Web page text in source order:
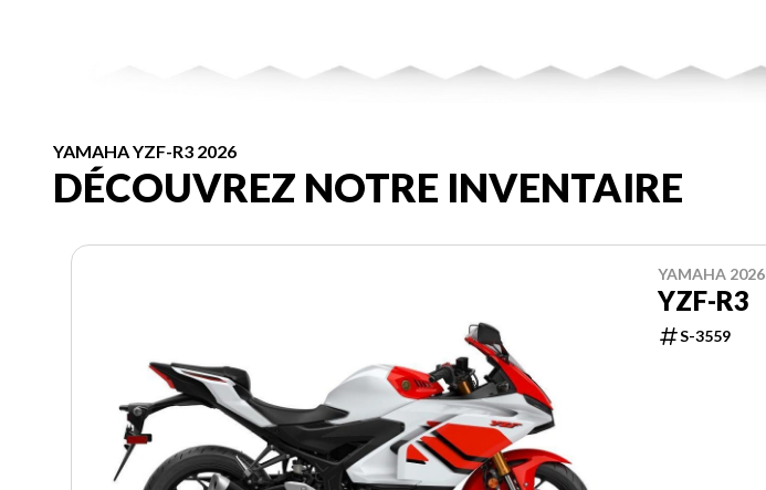
YAMAHA YZF-R3 2026
DÉCOUVREZ NOTRE INVENTAIRE
YAMAHA 2026
YZF-R3
S-3559